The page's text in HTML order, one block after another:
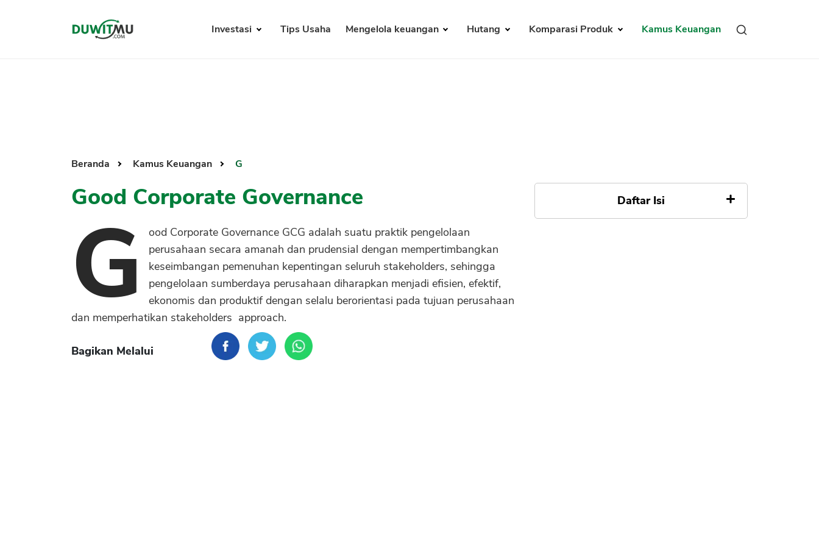
Investasi Tips Usaha Mengelola keuangan Hutang Komparasi Produk Kamus Keuangan
Beranda Kamus Keuangan G
Good Corporate Governance
G
ood Corporate Governance GCG adalah suatu praktik pengelolaan
perusahaan secara amanah dan prudensial dengan mempertimbangkan
keseimbangan pemenuhan kepentingan seluruh stakeholders, sehingga
pengelolaan sumberdaya perusahaan diharapkan menjadi efisien, efektif,
ekonomis dan produktif dengan selalu berorientasi pada tujuan perusahaan
dan memperhatikan stakeholders approach.
Bagikan Melalui
Daftar Isi